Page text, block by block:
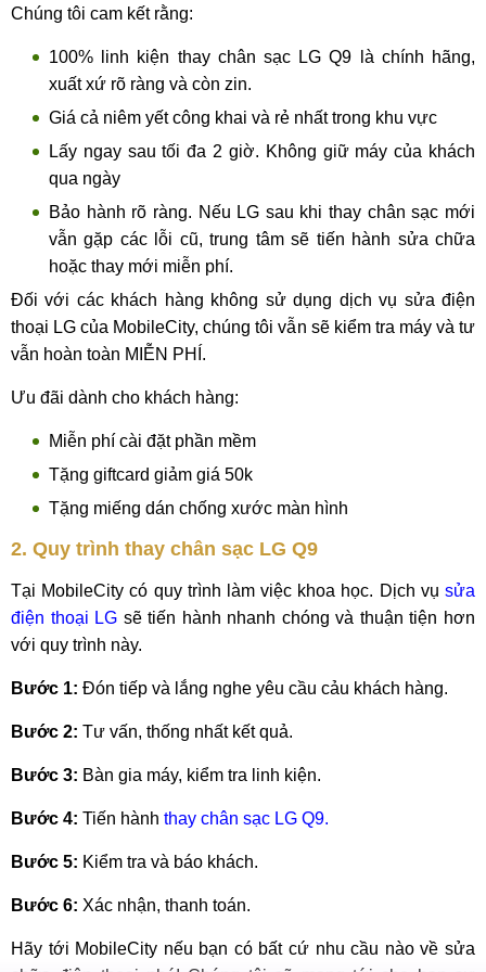
Chúng tôi cam kết rằng:
100% linh kiện thay chân sạc LG Q9 là chính hãng,
xuất xứ rõ ràng và còn zin.
Giá cả niêm yết công khai và rẻ nhất trong khu vực
Lấy ngay sau tối đa 2 giờ. Không giữ máy của khách
qua ngày
Bảo hành rõ ràng. Nếu LG sau khi thay chân sạc mới
vẫn gặp các lỗi cũ, trung tâm sẽ tiến hành sửa chữa
hoặc thay mới miễn phí.
Đối với các khách hàng không sử dụng dịch vụ sửa điện
thoại LG của MobileCity, chúng tôi vẫn sẽ kiểm tra máy và tư
vẫn hoàn toàn MIỄN PHÍ.
Ưu đãi dành cho khách hàng:
Miễn phí cài đặt phần mềm
Tặng giftcard giảm giá 50k
Tặng miếng dán chống xước màn hình
2. Quy trình thay chân sạc LG Q9
Tại MobileCity có quy trình làm việc khoa học. Dịch vụ sửa
điện thoại LG sẽ tiến hành nhanh chóng và thuận tiện hơn
với quy trình này.
Bước 1: Đón tiếp và lắng nghe yêu cầu cảu khách hàng.
Bước 2: Tư vấn, thống nhất kết quả.
Bước 3: Bàn gia máy, kiểm tra linh kiện.
Bước 4: Tiến hành thay chân sạc LG Q9.
Bước 5: Kiểm tra và báo khách.
Bước 6: Xác nhận, thanh toán.
Hãy tới MobileCity nếu bạn có bất cứ nhu cầu nào về sửa